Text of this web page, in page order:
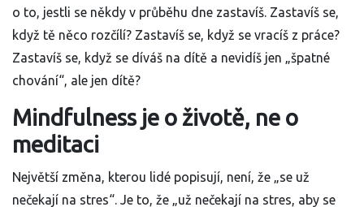
o to, jestli se někdy v průběhu dne zastavíš. Zastavíš se,
když tě něco rozčílí? Zastavíš se, když se vracíš z práce?
Zastavíš se, když se díváš na dítě a nevidíš jen „špatné
chování“, ale jen dítě?
Mindfulness je o životě, ne o
meditaci
Největší změna, kterou lidé popisují, není, že „se už
nečekají na stres“. Je to, že „už nečekají na stres, aby se